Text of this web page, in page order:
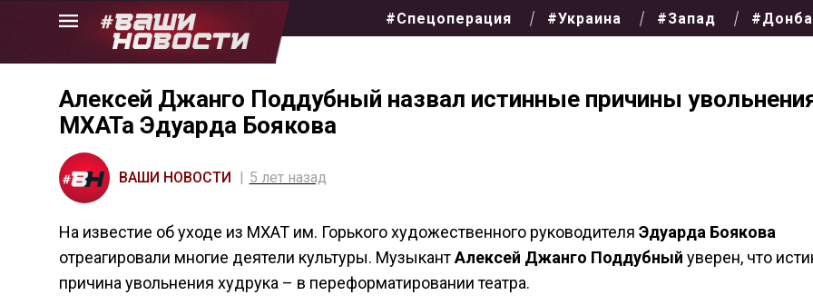
Skip
#Спецоперация #Украина #Запад
Алексей Джанго Поддубный назвал истинные причины
МХАТа Эдуарда Боякова
ВАШИ НОВОСТИ 5 лет назад
На известие об уходе из МХАТ им. Горького художественного руководителя Эдуарда Боякова
отреагировали многие деятели культуры. МузыкантАлексей Джанго Поддубный уверен, что
причина увольнения худрука – в переформатировании театра.